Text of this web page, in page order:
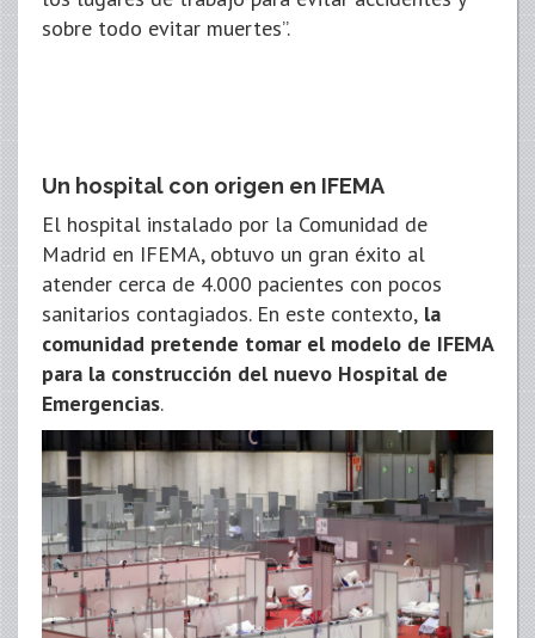
sobre todo evitar muertes”.
Un hospital con origen en IFEMA
El hospital instalado por la Comunidad de
Madrid en IFEMA, obtuvo un gran éxito al
atender cerca de 4.000 pacientes con pocos
sanitarios contagiados. En este contexto, la
comunidad pretende tomar el modelo de IFEMA
para la construcción del nuevo Hospital de
Emergencias.